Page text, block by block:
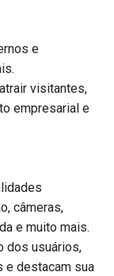
e
visitantes,
empresarial e
câmeras,
e muito mais.
dos usuários,
e destacam sua